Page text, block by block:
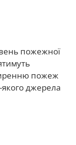
пожежної
пожеж
якого джерела